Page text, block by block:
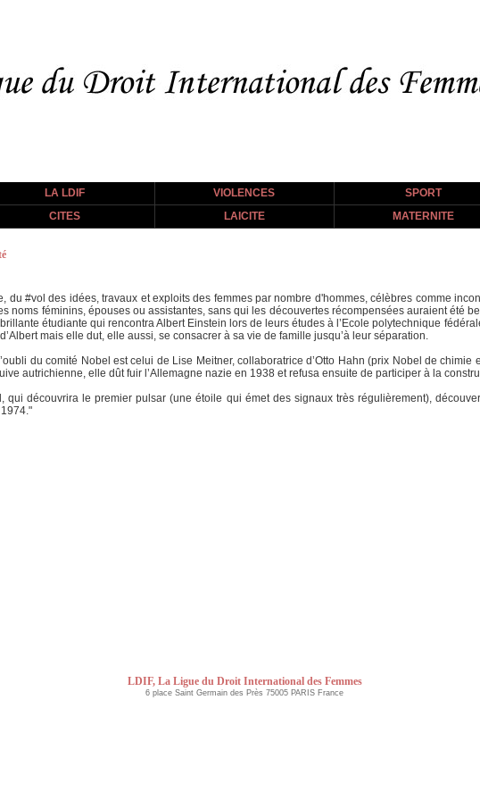
LA LDIF VIOLENCES SPORT
CITES LAICITE MATERNITE
du ‪#‎vol‬ des idées, travaux et exploits des femmes par nombre d'hommes, célèbres comme
noms féminins, épouses ou assistantes, sans qui les découvertes récompensées auraient été
étudiante qui rencontra Albert Einstein lors de leurs études à l’Ecole polytechnique
mais elle dut, elle aussi, se consacrer à sa vie de famille jusqu’à leur séparation.
du comité Nobel est celui de Lise Meitner, collaboratrice d’Otto Hahn (prix Nobel de
autrichienne, elle dût fuir l’Allemagne nazie en 1938 et refusa ensuite de participer à la
qui découvrira le premier pulsar (une étoile qui émet des signaux très régulièrement),
LDIF, La Ligue du Droit International des Femmes
6 place Saint Germain des Près 75005 PARIS France